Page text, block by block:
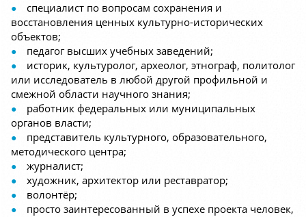
специалист по вопросам сохранения и
восстановления ценных культурно-исторических
объектов;
педагог высших учебных заведений;
историк, культуролог, археолог, этнограф, политолог
или исследователь в любой другой профильной и
смежной области научного знания;
работник федеральных или муниципальных
органов власти;
представитель культурного, образовательного,
методического центра;
журналист;
художник, архитектор или реставратор;
волонтёр;
просто заинтересованный в успехе проекта человек,